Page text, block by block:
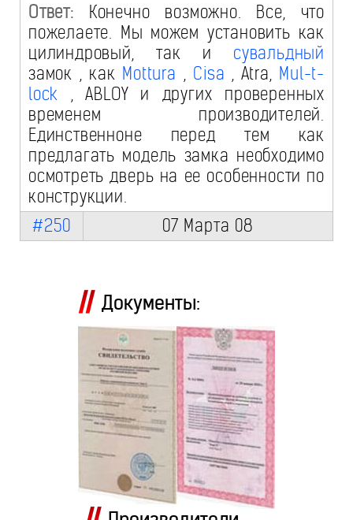
Ответ: Конечно возможно. Все, что
пожелаете. Мы можем установить как
цилиндровый, так и сувальдный
замок , как Mottura , Cisa , Atra, Mul-t-
lock , ABLOY и других проверенных
временем производителей.
Единственноне перед тем как
предлагать модель замка необходимо
осмотреть дверь на ее особенности по
конструкции.
#250
07 Марта 08
Документы: